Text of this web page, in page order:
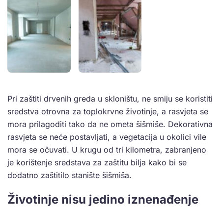
Pri zaštiti drvenih greda u skloništu, ne smiju se koristiti
sredstva otrovna za toplokrvne životinje, a rasvjeta se
mora prilagoditi tako da ne ometa šišmiše. Dekorativna
rasvjeta se neće postavljati, a vegetacija u okolici vile
mora se očuvati. U krugu od tri kilometra, zabranjeno
je korištenje sredstava za zaštitu bilja kako bi se
dodatno zaštitilo stanište šišmiša.
Životinje nisu jedino iznenađenje